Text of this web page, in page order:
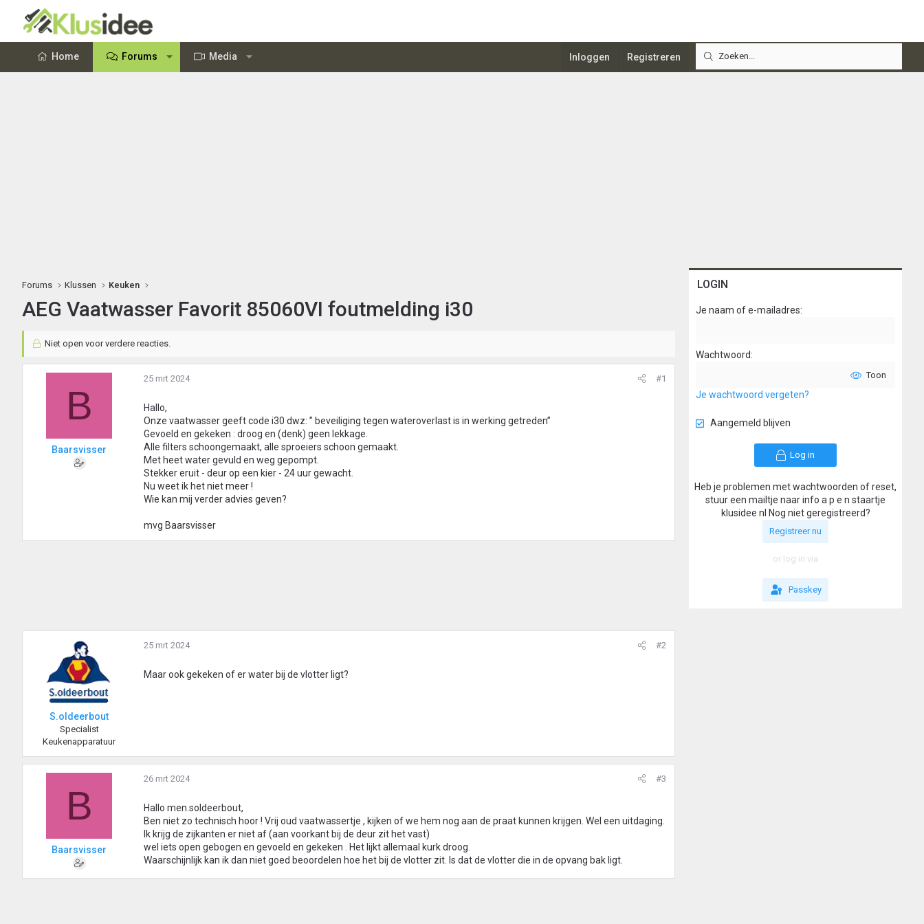
Home Forums Media Inloggen Registreren
Forums Klussen Keuken
AEG Vaatwasser Favorit 85060VI foutmelding i30
Niet open voor verdere reacties.
B
Baarsvisser
25 mrt 2024 #1
Hallo,
Onze vaatwasser geeft code i30 dwz: ” beveiliging tegen wateroverlast is in werking getreden”
Gevoeld en gekeken : droog en (denk) geen lekkage.
Alle filters schoongemaakt, alle sproeiers schoon gemaakt.
Met heet water gevuld en weg gepompt.
Stekker eruit - deur op een kier - 24 uur gewacht.
Nu weet ik het niet meer !
Wie kan mij verder advies geven?
mvg Baarsvisser
S.oldeerbout
Specialist
Keukenapparatuur
25 mrt 2024 #2
Maar ook gekeken of er water bij de vlotter ligt?
B
Baarsvisser
26 mrt 2024 #3
Hallo men.soldeerbout,
Ben niet zo technisch hoor ! Vrij oud vaatwassertje , kijken of we hem nog aan de praat kunnen krijgen. Wel een uitdaging.
Ik krijg de zijkanten er niet af (aan voorkant bij de deur zit het vast)
wel iets open gebogen en gevoeld en gekeken . Het lijkt allemaal kurk droog.
Waarschijnlijk kan ik dan niet goed beoordelen hoe het bij de vlotter zit. Is dat de vlotter die in de opvang bak ligt.
LOGIN
Je naam of e-mailadres
Wachtwoord
Toon
Je wachtwoord vergeten?
Aangemeld blijven
Log in
Heb je problemen met wachtwoorden of reset,
stuur een mailtje naar info a p e n staartje
klusidee nl Nog niet geregistreerd?
Registreer nu
or log in via
Passkey